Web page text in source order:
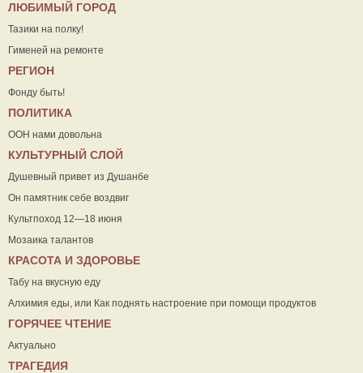
ЛЮБИМЫЙ ГОРОД
Тазики на полку!
Гименей на ремонте
РЕГИОН
Фонду быть!
ПОЛИТИКА
ООН нами довольна
КУЛЬТУРНЫЙ СЛОЙ
Душевный привет из Душанбе
Он памятник себе воздвиг
Культпоход 12—18 июня
Мозаика талантов
КРАСОТА И ЗДОРОВЬЕ
Табу на вкусную еду
Алхимия еды, или Как поднять настроение при помощи продуктов
ГОРЯЧЕЕ ЧТЕНИЕ
Актуально
ТРАГЕДИЯ